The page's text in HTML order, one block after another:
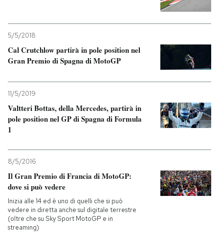
5/5/2018
Cal Crutchlow partirà in pole position nel
Gran Premio di Spagna di MotoGP
11/5/2019
Valtteri Bottas, della Mercedes, partirà in
pole position nel GP di Spagna di Formula
1
8/5/2016
Il Gran Premio di Francia di MotoGP:
dove si può vedere
Inizia alle 14 ed è uno di quelli che si può
vedere in diretta anche sul digitale terrestre
(oltre che su Sky Sport MotoGP e in
streaming)